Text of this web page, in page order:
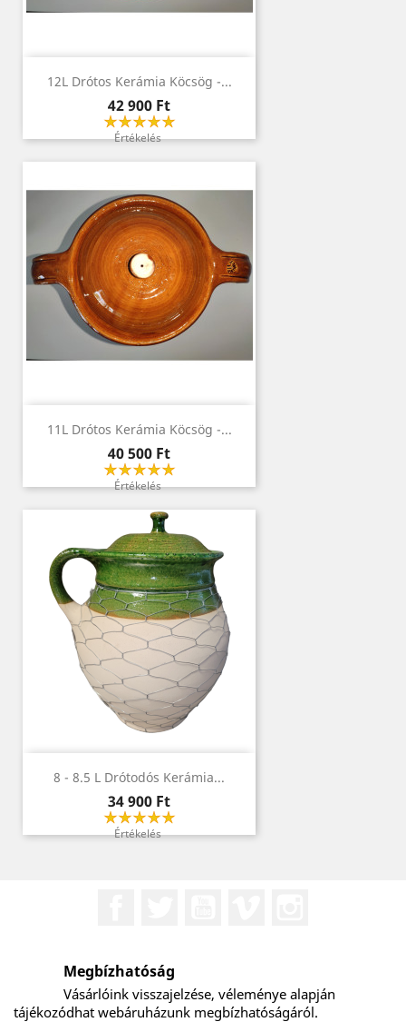
12L Drótos Kerámia Köcsög -...
Ár
42 900 Ft
Értékelés
11L Drótos Kerámia Köcsög -...
Ár
40 500 Ft
Értékelés
8 - 8.5 L Drótodós Kerámia...
Ár
34 900 Ft
Értékelés
Megbízhatóság
Vásárlóink visszajelzése, véleménye alapján
tájékozódhat webáruházunk megbízhatóságáról.